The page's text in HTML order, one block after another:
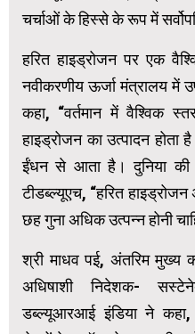
चर्चाओं के हिस्से के रूप में
हरित हाइड्रोजन पर एक
नवीकरणीय ऊर्जा मंत्रालय में
कहा, “वर्तमान में वैश्विक
हाइड्रोजन का उत्पादन
ईंधन से आता है। दुनिया की
टीडब्ल्यूएच, “हरित
छह गुना अधिक उत्पन्न होनी
श्री माधव पई, अंतरिम मुख्य
अधिषाशी निदेशक-
डब्ल्यूआरआई इंडिया ने कहा,